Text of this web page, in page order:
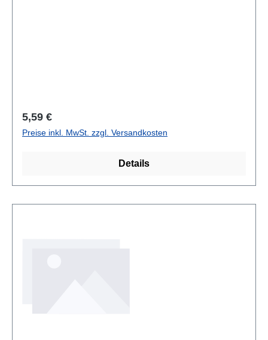
Regulärer Preis:
5,59 €
Preise inkl. MwSt. zzgl. Versandkosten
Details